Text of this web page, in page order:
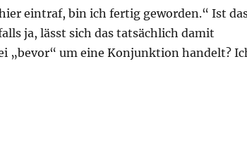
eintraf, bin ich fertig geworden.“ Ist
ja, lässt sich das tatsächlich damit
„bevor“ um eine Konjunktion handelt?